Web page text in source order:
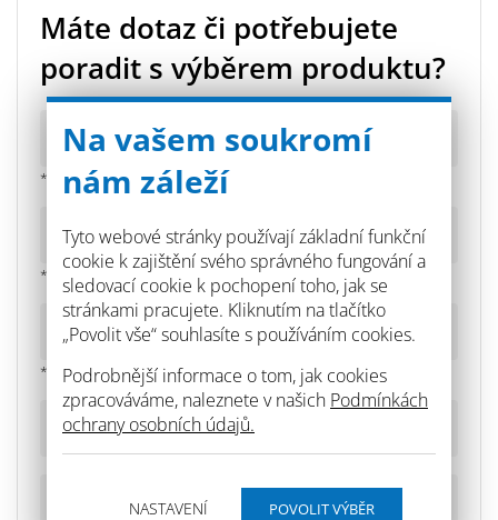
Na vašem soukromí
nám záleží
Tyto webové stránky používají základní funkční
cookie k zajištění svého správného fungování a
sledovací cookie k pochopení toho, jak se
stránkami pracujete. Kliknutím na tlačítko
„Povolit vše“ souhlasíte s používáním cookies.
Podrobnější informace o tom, jak cookies
zpracováváme, naleznete v našich Podmínkách
ochrany osobních údajů.
NASTAVENÍ
kyseliny křemičité, s nízkým obsahem alkálií.
Dočasně tak zamezí přístupu solí a vlhkosti ze
sanovaného podkladu, a to po dobu zrání sanační
Máte dotaz či potřebujete
poradit s výběrem produktu?
* povinné pole
* povinné pole
* povinné pole